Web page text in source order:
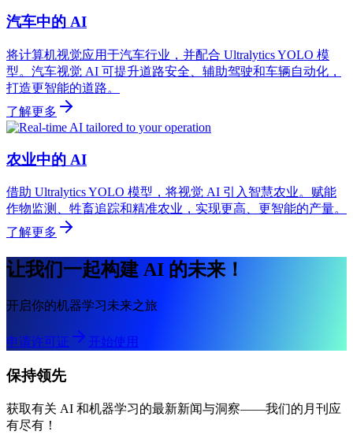
汽车中的 AI
将计算机视觉应用于汽车行业，并配合 Ultralytics YOLO 模
型。汽车视觉 AI 可提升道路安全、辅助驾驶和车辆自动化，
打造更智能的道路。
了解更多
农业中的 AI
借助 Ultralytics YOLO 模型，将视觉 AI 引入智慧农业。赋能
作物监测、牲畜追踪和精准农业，实现更高、更智能的产量。
了解更多
让我们一起构建 AI 的未来！
开启你的机器学习未来之旅
申请许可证 开始使用
保持领先
获取有关 AI 和机器学习的最新新闻与洞察——我们的月刊应
有尽有！